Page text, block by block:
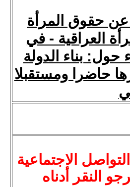
عن حقوق المرأة
العراقية - في
حول: بناء الدولة
حاضرا ومستقبلا
الاجتماعية
النقر أدناه